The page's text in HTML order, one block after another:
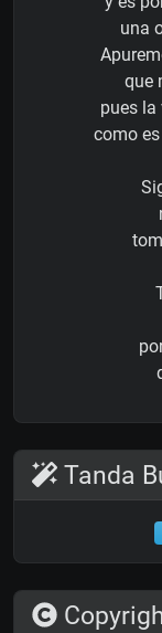
una
que
pues
como
Tanda